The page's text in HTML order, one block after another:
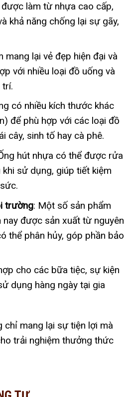
được làm từ nhựa cao cấp,
khả năng chống lại sự gãy,
mang lại vẻ đẹp hiện đại và
với nhiều loại đồ uống và
trí.
có nhiều kích thước khác
để phù hợp với các loại đồ
cây, sinh tố hay cà phê.
hút nhựa có thể được rửa
sử dụng, giúp tiết kiệm
trường: Một số sản phẩm
nay được sản xuất từ nguyên
thể phân hủy, góp phần bảo
cho các bữa tiệc, sự kiện
dụng hàng ngày tại gia
chỉ mang lại sự tiện lợi mà
trải nghiệm thưởng thức